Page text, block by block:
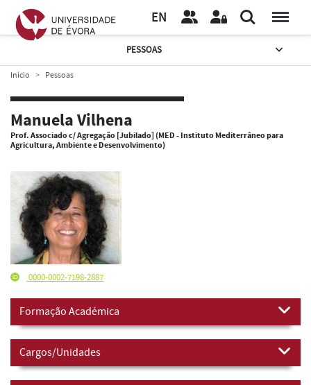
EN
PESSOAS
Início Pessoas
Manuela Vilhena
Prof. Associado c/ Agregação [Jubilado] (MED - Instituto Mediterrâneo para
Agricultura, Ambiente e Desenvolvimento)
0000-0002-7198-2887
Formação Académica
Cargos/Unidades